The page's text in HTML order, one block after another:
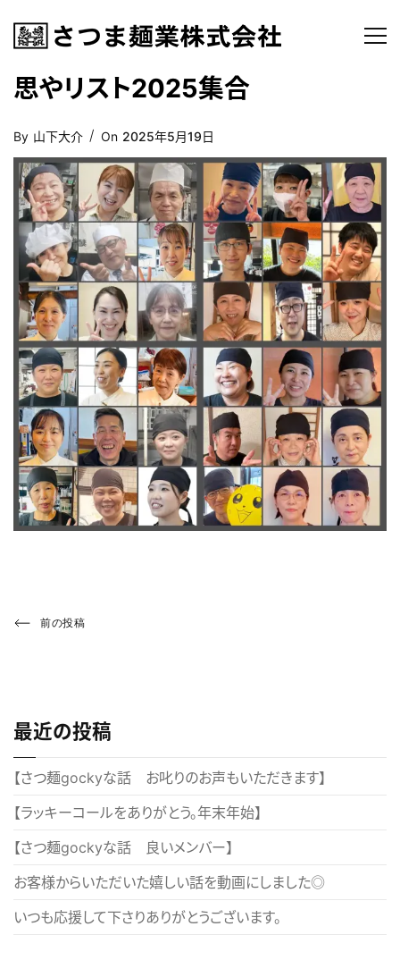
思やリスト2025集合
By 山下大介
Posted
On
On 2025年5月19日
投
ゲ
ー
ン
Previous
前の投稿
最近の投稿
【さつ麺gockyな話 お叱りのお声もいただきます】
【ラッキーコールをありがとう。年末年始】
【さつ麺gockyな話 良いメンバー】
お客様からいただいた嬉しい話を動画にしました◎
いつも応援して下さりありがとうございます。